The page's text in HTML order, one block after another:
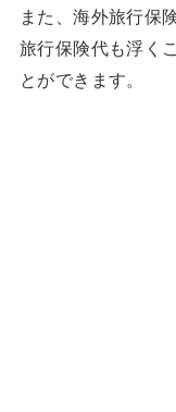
また、海外旅行保
旅行保険代も浮く
とができます。